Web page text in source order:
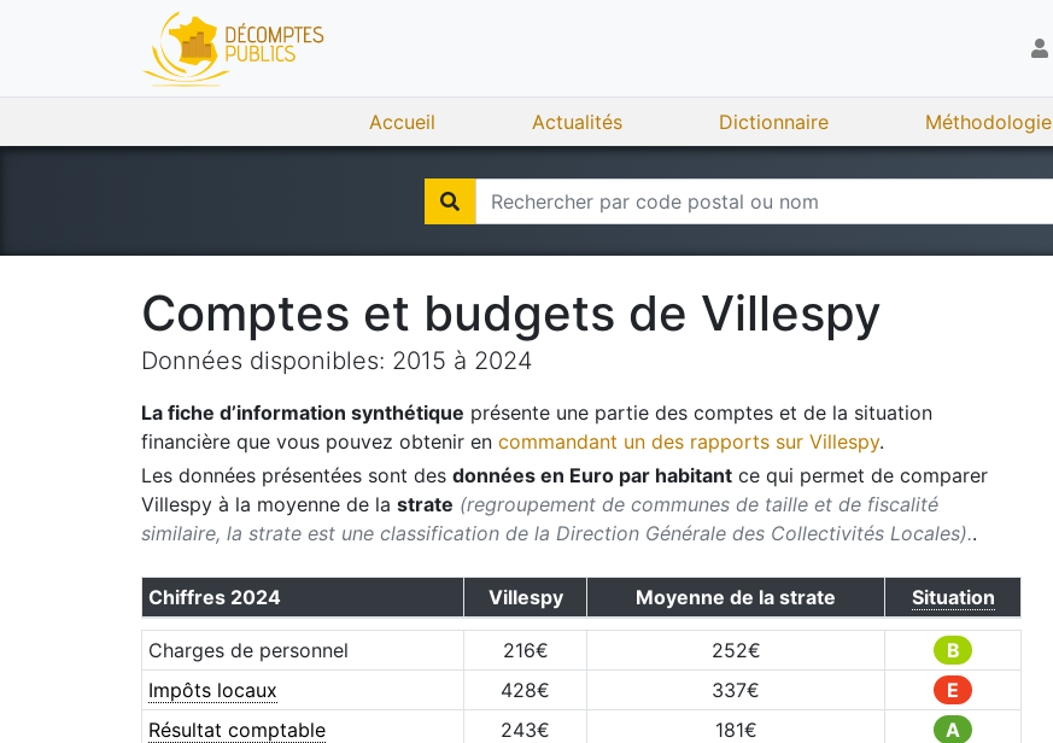
Accueil Actualités Dictionnaire Méthodologie
Comptes et budgets de Villespy
Données disponibles: 2015 à 2024
La fiche d’information synthétique présente une partie des comptes et de la situation
financière que vous pouvez obtenir en commandant un des rapports sur Villespy.
Les données présentées sont des données en Euro par habitant ce qui permet de comparer
Villespy à la moyenne de la strate (regroupement de communes de taille et de fiscalité
similaire, la strate est une classification de la Direction Générale des Collectivités Locales)..
Chiffres 2024 Villespy Moyenne de la strate Situation
Charges de personnel 216€ 252€
B
Impôts locaux
428€ 337€
E
Résultat comptable
243€ 181€ A